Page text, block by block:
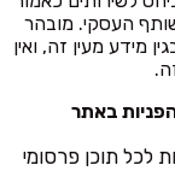
העסקי. מובהר
מידע מעין זה, ואין
באתר
לכל תוכן פרסומי